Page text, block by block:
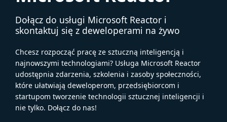
Dołącz do usługi Microsoft Reactor i
skontaktuj się z deweloperami na żywo
Chcesz rozpocząć pracę ze sztuczną inteligencją i
najnowszymi technologiami? Usługa Microsoft Reactor
udostępnia zdarzenia, szkolenia i zasoby społeczności,
które ułatwiają deweloperom, przedsiębiorcom i
startupom tworzenie technologii sztucznej inteligencji i
nie tylko. Dołącz do nas!